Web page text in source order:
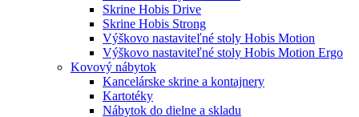
Skrine Hobis Drive
Skrine Hobis Strong
Výškovo nastaviteľné stoly Hobis Motion
Výškovo nastaviteľné stoly Hobis Motion Ergo
Kovový nábytok
Kancelárske skrine a kontajnery
Kartotéky
Nábytok do dielne a skladu